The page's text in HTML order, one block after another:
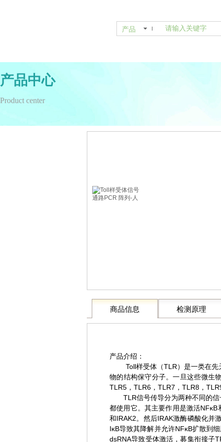
产品中心
Product center
商品信息 检测原理
产品介绍：
Toll样受体（TLR）是一类在
物的结构保守分子。一旦这些微生
TLR5，TLR6，TLR7，TLR8，
TLR信号传导分为两种不同的
都使用它。其主要作用是激活
和IRAK2。然后IRAK激酶磷酸化并
IκB导致其降解并允许NFκB扩散到
dsRNA导致受体激活，募集衔接子
产品